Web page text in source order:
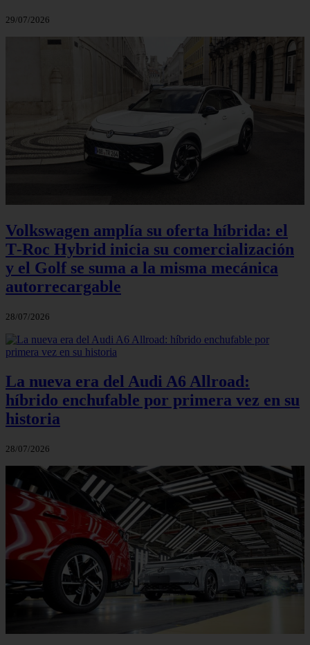
29/07/2026
Volkswagen amplía su oferta híbrida: el
T‑Roc Hybrid inicia su comercialización
y el Golf se suma a la misma mecánica
autorrecargable
28/07/2026
La nueva era del Audi A6 Allroad:
híbrido enchufable por primera vez en su
historia
28/07/2026